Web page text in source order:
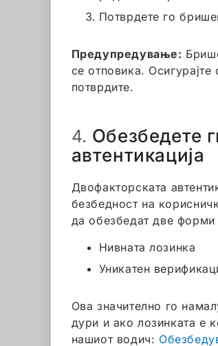
Потврдете го
Предупредување:
се отповика.
потврдите.
4. Обезбедете
автентикација
Двофакторската
безбедност на
да обезбедат две форми
Нивната лозинка
Уникатен
Ова значително го
дури и ако лозинката е
нашиот водич: